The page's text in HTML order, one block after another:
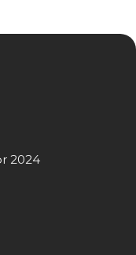
2024